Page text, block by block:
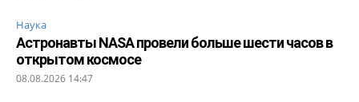
Наука
Астронавты NASA провели больше шести часов в
открытом космосе
08.08.2026 14:47